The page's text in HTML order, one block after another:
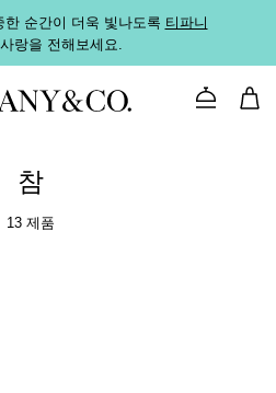
순간이 더욱 빛나도록 티파니
랑을 전해보세요.
문의하기
참
13 제품